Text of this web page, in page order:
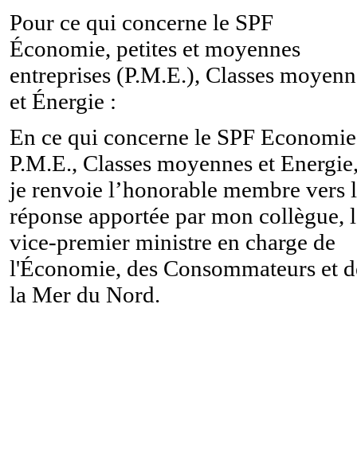
Pour ce qui concerne le SPF
Économie, petites et moyennes
entreprises (P.M.E.), Classes
et Énergie :
En ce qui concerne le SPF
P.M.E., Classes moyennes et
je renvoie l’honorable membre vers
réponse apportée par mon collègue,
vice-premier ministre en charge de
l'Économie, des Consommateurs et
la Mer du Nord.